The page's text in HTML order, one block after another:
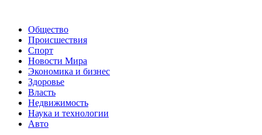
Общество
Происшествия
Спорт
Новости Мира
Экономика и бизнес
Здоровье
Власть
Недвижимость
Наука и технологии
Авто